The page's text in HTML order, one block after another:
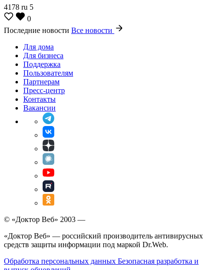
4178 ru 5
0
Последние новости Все новости
Для дома
Для бизнеса
Поддержка
Пользователям
Партнерам
Пресс-центр
Контакты
Вакансии
© «Доктор Веб» 2003 —
«Доктор Веб» — российский производитель антивирусных
средств защиты информации под маркой Dr.Web.
Обработка персональных данных Безопасная разработка и